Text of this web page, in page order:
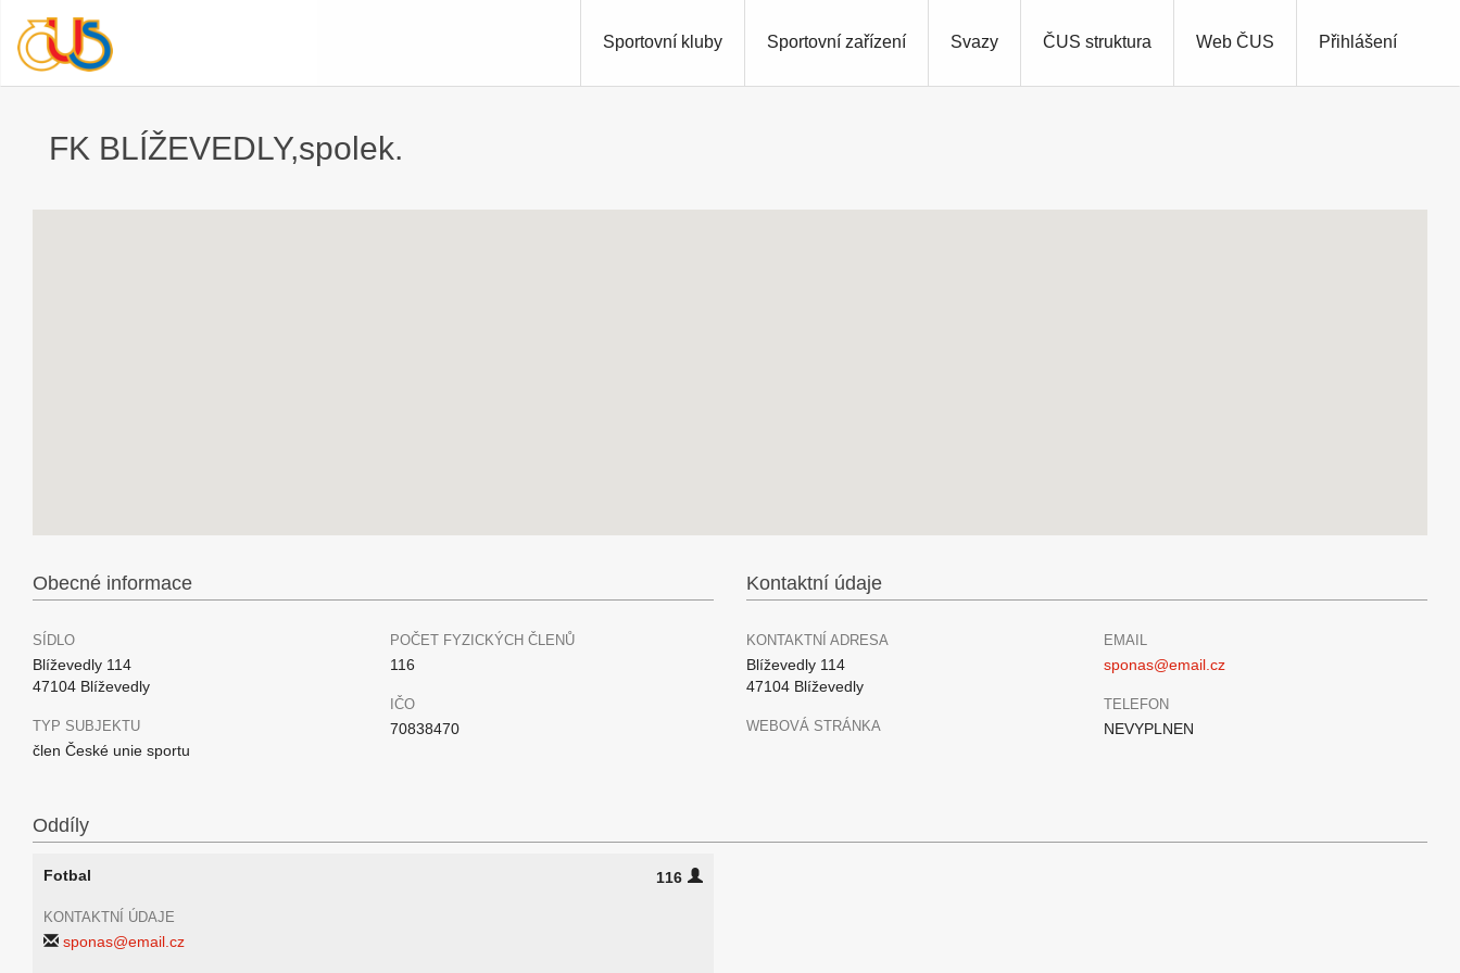
Přihlášení
Sportovní kluby Sportovní zařízení Svazy ČUS struktura Web ČUS
FK BLÍŽEVEDLY,spolek.
Obecné informace
SÍDLO
Blíževedly 114
47104 Blíževedly
TYP SUBJEKTU
člen České unie sportu
POČET FYZICKÝCH ČLENŮ
116
IČO
70838470
Kontaktní údaje
KONTAKTNÍ ADRESA
Blíževedly 114
47104 Blíževedly
WEBOVÁ STRÁNKA
EMAIL
sponas@email.cz
TELEFON
NEVYPLNEN
Oddíly
Fotbal 116
KONTAKTNÍ ÚDAJE
sponas@email.cz